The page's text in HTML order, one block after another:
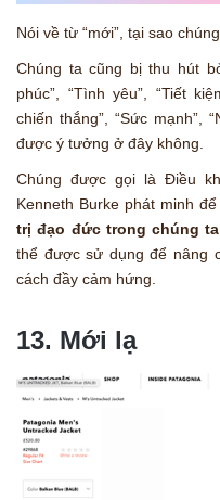
Nói về từ “mới”, tại sao
Chúng ta cũng bị thu hút
phúc”, “Tình yêu”, “Tiết
chiến thắng”, “Sức mạnh”,
được ý tưởng ở đây không.
Chúng được gọi là Điều
Kenneth Burke phát minh để
trị đạo đức trong chúng ta
thể được sử dụng để nâng
cách đầy cảm hứng.
13. Mới lạ